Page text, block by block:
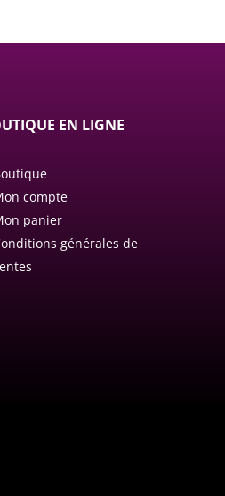
EN LIGNE
compte
panier
générales de